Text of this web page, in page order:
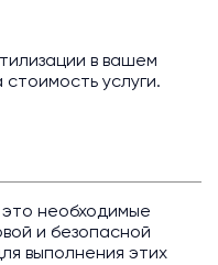
в вашем
услуги.
необходимые
и безопасной
выполнения этих